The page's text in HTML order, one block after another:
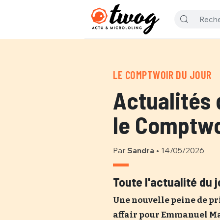
LE COMPTWOIR DU JOUR
Actualités
le
Par Sandra • 14/05/2026
Toute l'actualité du
Une nouvelle peine de
affair pour Emmanuel